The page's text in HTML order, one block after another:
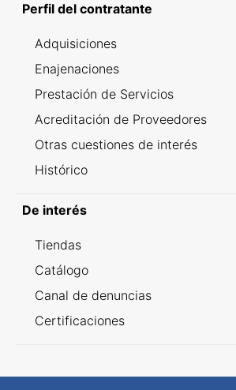
Perfil del contratante
Adquisiciones
Enajenaciones
Prestación de Servicios
Acreditación de Proveedores
Otras cuestiones de interés
Histórico
De interés
Tiendas
Catálogo
Canal de denuncias
Certificaciones